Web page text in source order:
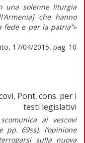
una solenne liturgia
che hanno
fede e per la patria”»
17/04/2015, pag. 10
Pont. cons. per i
testi legislativi
ai vescovi
69ss), l’opinione
sulla nuova